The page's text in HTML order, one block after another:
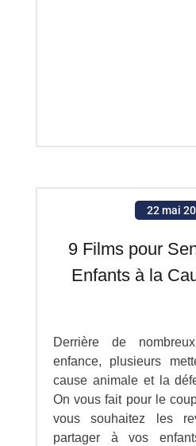
22 mai
9 Films pour
Enfants à la
Derrière de
enfance, plusieurs
cause animale et la
On vous fait pour le
vous souhaitez les
partager à vos